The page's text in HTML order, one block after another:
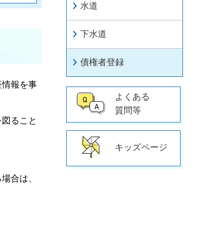
報を事
ること
合は、
水道
下水道
債権者登録
よくある
質問等
キッズページ